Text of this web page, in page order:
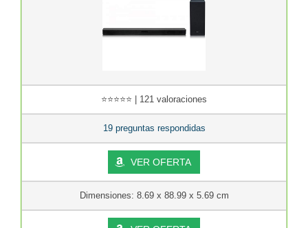
⭐⭐⭐⭐⭐ | 121 valoraciones
19 preguntas respondidas
VER OFERTA
Dimensiones: 8.69 x 88.99 x 5.69 cm